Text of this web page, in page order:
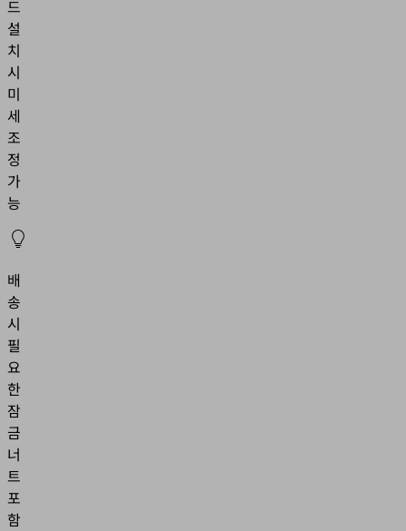
드
설
치
시
미
세
조
정
가
능
배
송
시
필
요
한
잠
금
너
트
포
함